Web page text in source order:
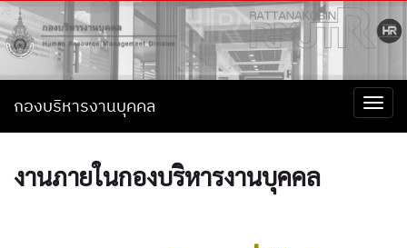
กองบริหารงานบุคคล
งานภายในกองบริหารงานบุคคล